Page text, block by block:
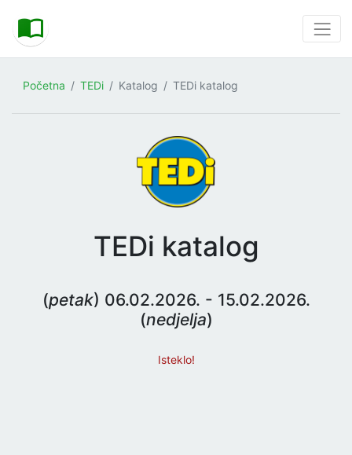
Početna TEDi Katalog TEDi katalog
TEDi katalog
(petak) 06.02.2026. - 15.02.2026.
(nedjelja)
Isteklo!